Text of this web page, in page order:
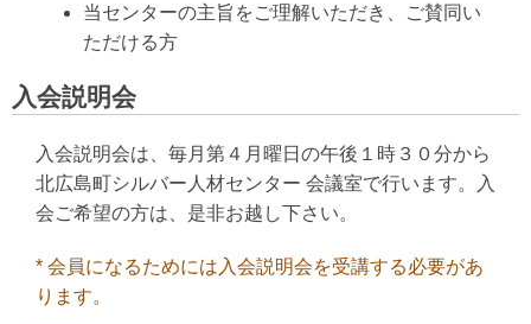
当センターの主旨をご理解いただき、ご賛同い
ただける方
入会説明会
入会説明会は、毎月第４月曜日の午後１時３０分から
北広島町シルバー人材センター 会議室で行います。入
会ご希望の方は、是非お越し下さい。
* 会員になるためには入会説明会を受講する必要があ
ります。